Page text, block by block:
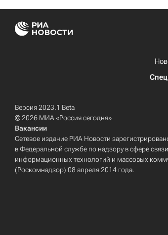
Версия 2023.1 Beta
© 2026 МИА «Россия сегодня»
Вакансии
Сетевое издание РИА Новости
в Федеральной службе по надзору в сфере
информационных технологий и массовых
(Роскомнадзор) 08 апреля 2014 года.